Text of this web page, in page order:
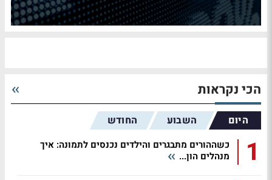
הכי נקראות
היום השבוע החודש
1
כשההורים מתבגרים והילדים נכנסים לתמונה: איך
מנהלים הון...